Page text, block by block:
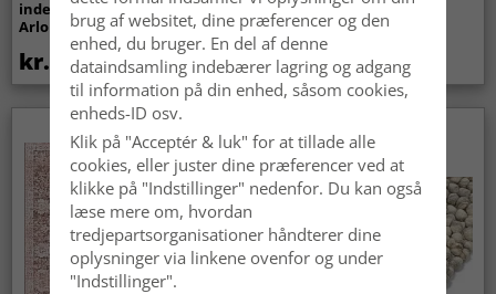
indendørs/udendørs brug -
Arlo (beige)
kr.439
Super Soft Fur (beige)
kr.369
Nyhed
brug af websitet, dine præferencer og den
enhed, du bruger. En del af denne
dataindsamling indebærer lagring og adgang
til information på din enhed, såsom cookies,
enheds-ID osv.
Klik på "Acceptér & luk" for at tillade alle
cookies, eller juster dine præferencer ved at
klikke på "Indstillinger" nedenfor. Du kan også
læse mere om, hvordan
tredjepartsorganisationer håndterer dine
oplysninger via linkene ovenfor og under
"Indstillinger".